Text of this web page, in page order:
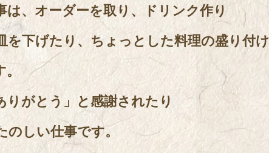
は、オーダーを取り、ドリンク作り
を下げたり、ちょっとした料理の盛り付け
りがとう」と感謝されたり
しい仕事です。